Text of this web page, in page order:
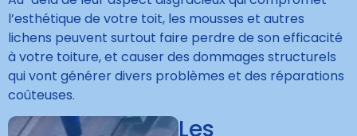
l’esthétique de votre toit, les mousses et autres
lichens peuvent surtout faire perdre de son efficacité
à votre toiture, et causer des dommages structurels
qui vont générer divers problèmes et des réparations
coûteuses.
Les